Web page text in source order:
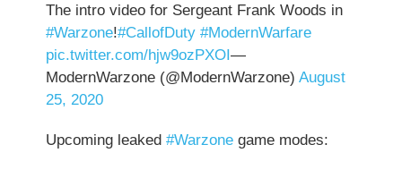
The intro video for Sergeant Frank Woods in
#Warzone!#CallofDuty #ModernWarfare
pic.twitter.com/hjw9ozPXOI—
ModernWarzone (@ModernWarzone)August
25, 2020
Upcoming leaked#Warzone game modes: